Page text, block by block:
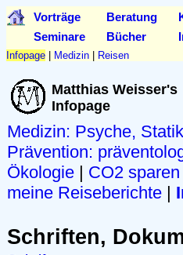
Vorträge Beratung
Seminare Bücher
Infopage Medizin Reisen
Matthias Weisser's
Infopage
Medizin: Psyche,
Prävention:
Ökologie | CO2 sparen
meine Reiseberichte |
Schriften,